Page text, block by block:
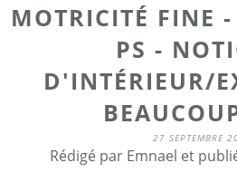
MOTRICITÉ FINE
PS -
D'INTÉRIEUR/
27 SEPTEMBRE
Rédigé par Emnael et